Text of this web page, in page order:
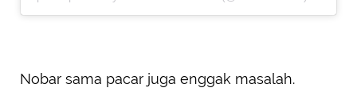
Nobar sama pacar juga enggak masalah.